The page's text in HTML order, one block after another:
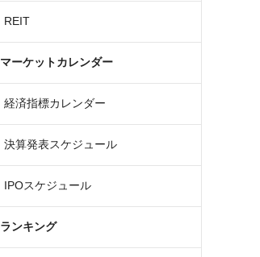
REIT
マーケットカレンダー
経済指標カレンダー
決算発表スケジュール
IPOスケジュール
ランキング